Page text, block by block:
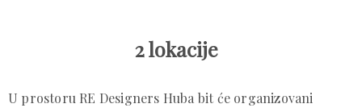
2 lokacije
U prostoru RE Designers Huba bit će organizovani